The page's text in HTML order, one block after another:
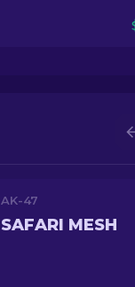
AK-47
SAFARI MESH